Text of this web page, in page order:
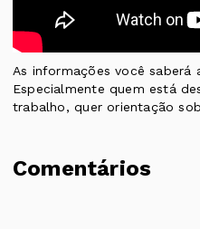
As informações você saberá
Especialmente quem está
trabalho, quer orientação
Comentários